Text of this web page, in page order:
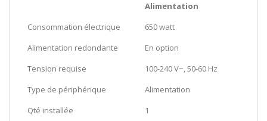
Alimentation
Consommation électrique
650 watt
Alimentation redondante
En option
Tension requise
100-240 V~, 50-60 Hz
Type de périphérique
Alimentation
Qté installée
1